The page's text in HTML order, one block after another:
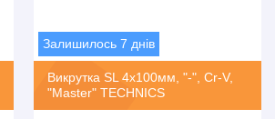
Залишилось 7 днів
Викрутка SL 4х100мм, "-", Cr-V,
"Master" TECHNICS